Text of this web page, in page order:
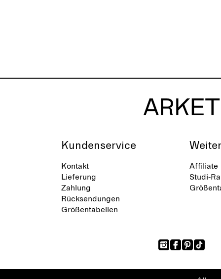
Kundenservice
Kontakt
Lieferung
Zahlung
Rücksendungen
Größentabellen
Affiliate
Studi-